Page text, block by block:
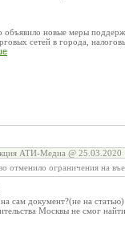
объявило новые меры
сетей в города,
АТИ-Медиа @ 25.03.2020
отменило ограничения на
сам документ?(не на статью)
Москвы не смог